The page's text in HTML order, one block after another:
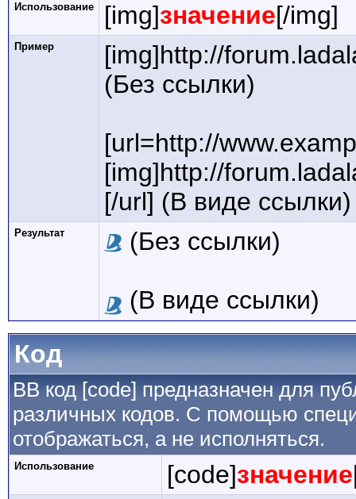
Использование [img]значение[/img]
Пример
[img]http://
(Без ссылки)
[url=http://
[img]http://
[/url] (В виде ссылки)
Результат (Без ссылки)
(В виде ссылки)
Код
BB код [code] предназначен для
различных кодов. С помощью
отображаться, а не исполняться.
Использование [code]значение